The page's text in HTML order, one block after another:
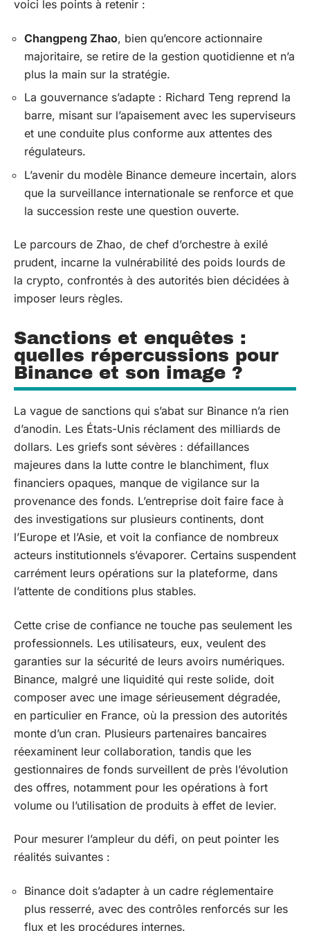
voici les points à retenir :
Changpeng Zhao, bien qu’encore actionnaire
majoritaire, se retire de la gestion quotidienne et n’a
plus la main sur la stratégie.
La gouvernance s’adapte : Richard Teng reprend la
barre, misant sur l’apaisement avec les superviseurs
et une conduite plus conforme aux attentes des
régulateurs.
L’avenir du modèle Binance demeure incertain, alors
que la surveillance internationale se renforce et que
la succession reste une question ouverte.
Le parcours de Zhao, de chef d’orchestre à exilé
prudent, incarne la vulnérabilité des poids lourds de
la crypto, confrontés à des autorités bien décidées à
imposer leurs règles.
Sanctions et enquêtes :
quelles répercussions pour
Binance et son image ?
La vague de sanctions qui s’abat sur Binance n’a rien
d’anodin. Les États-Unis réclament des milliards de
dollars. Les griefs sont sévères : défaillances
majeures dans la lutte contre le blanchiment, flux
financiers opaques, manque de vigilance sur la
provenance des fonds. L’entreprise doit faire face à
des investigations sur plusieurs continents, dont
l’Europe et l’Asie, et voit la confiance de nombreux
acteurs institutionnels s’évaporer. Certains suspendent
carrément leurs opérations sur la plateforme, dans
l’attente de conditions plus stables.
Cette crise de confiance ne touche pas seulement les
professionnels. Les utilisateurs, eux, veulent des
garanties sur la sécurité de leurs avoirs numériques.
Binance, malgré une liquidité qui reste solide, doit
composer avec une image sérieusement dégradée,
en particulier en France, où la pression des autorités
monte d’un cran. Plusieurs partenaires bancaires
réexaminent leur collaboration, tandis que les
gestionnaires de fonds surveillent de près l’évolution
des offres, notamment pour les opérations à fort
volume ou l’utilisation de produits à effet de levier.
Pour mesurer l’ampleur du défi, on peut pointer les
réalités suivantes :
Binance doit s’adapter à un cadre réglementaire
plus resserré, avec des contrôles renforcés sur les
flux et les procédures internes.